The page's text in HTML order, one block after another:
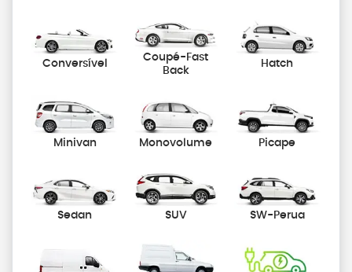
Conversível
Coupé-Fast
Back
Hatch
Minivan Monovolume Picape
Sedan SUV SW-Perua